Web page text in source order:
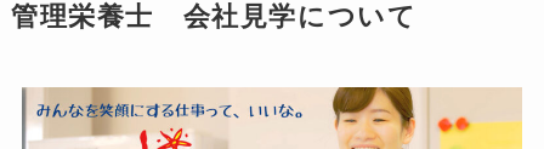
管理栄養士 会社見学について